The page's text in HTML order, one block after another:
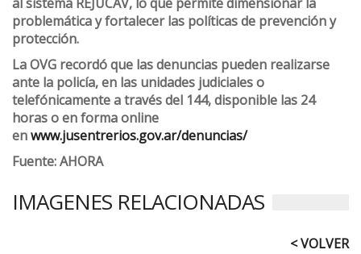
problemática y fortalecer las políticas de prevención y
protección.
La OVG recordó que las denuncias pueden realizarse
ante la policía, en las unidades judiciales o
telefónicamente a través del 144, disponible las 24
horas o en forma online
enwww.jusentrerios.gov.ar/denuncias/
Fuente: AHORA
IMAGENES RELACIONADAS
< VOLVER